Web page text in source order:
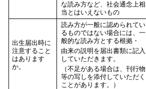
な読み方など、社会通念上相
当とはいえないもの
出生届出時に
注意すること
はあります
か。
読み方が一般に認められてい
るものではない場合には、一
般的な読み方とする根拠・
由来の説明を届出書類に記入
していただきます。
（不足がある場合は、刊行物
等の写しを添付していただく
ことがあります。）